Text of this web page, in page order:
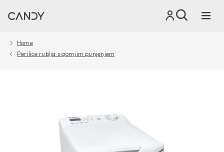
Home
Perilice rublja s gornjim punjenjem